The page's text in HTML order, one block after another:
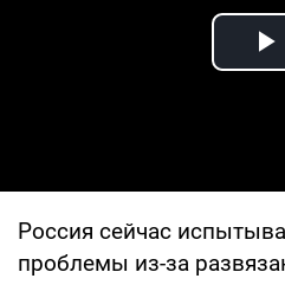
Россия сейчас
проблемы из-за